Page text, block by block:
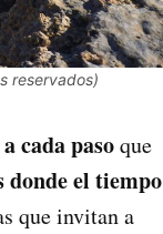
reservados)
cada pasoque
donde el tiempo
que invitan a